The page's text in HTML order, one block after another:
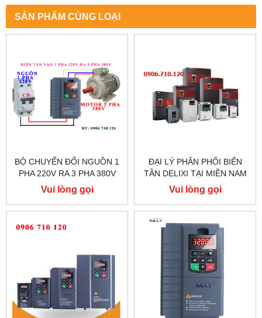
SẢN PHẨM CÙNG LOẠI
BỘ CHUYỂN ĐỔI NGUỒN 1
PHA 220V RA 3 PHA 380V
CHO MÁY CỬA BÀN TRƯỢT
Vui lòng gọi
ĐẠI LÝ PHÂN PHỐI BIẾN
TẦN DELIXI TẠI MIỀN NAM
Vui lòng gọi